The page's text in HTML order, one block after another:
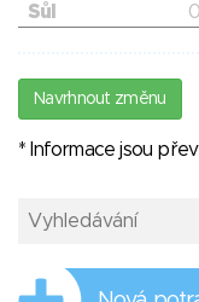
Sůl
Navrhnout změnu
* Informace jsou